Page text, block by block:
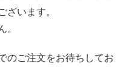
います。
のご注文をお待ちしてお